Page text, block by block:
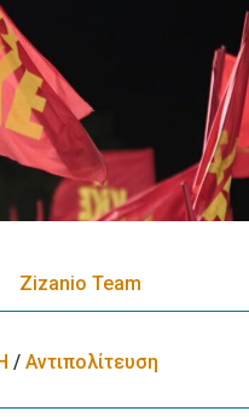
Zizanio Team
/ Αντιπολίτευση